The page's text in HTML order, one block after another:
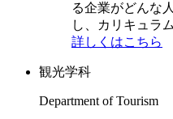
る企業がどんな
し、カリキュラ
詳しくはこちら
観光学科
Department of Tourism